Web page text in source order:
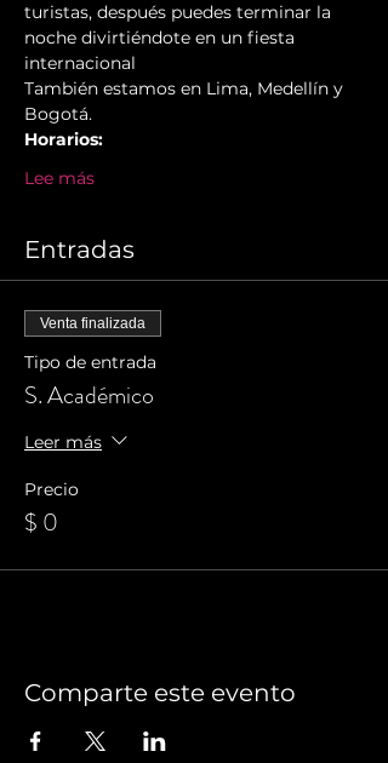
turistas, después puedes terminar la
noche divirtiéndote en un fiesta
internacional
También estamos en Lima, Medellín y
Bogotá.
Horarios:
Lee más
Entradas
Venta finalizada
Tipo de entrada
S. Académico
Leer más
Precio
$ 0
Comparte este evento